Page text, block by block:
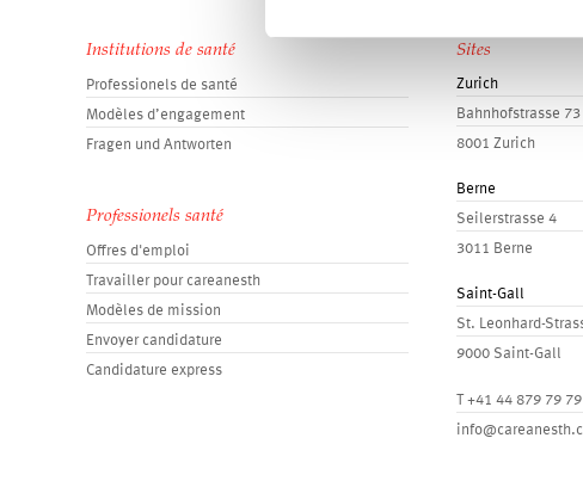
Institutions de santé
Professionels de santé
Modèles d’engagement
Fragen und Antworten
Professionels santé
Offres d'emploi
Travailler pour careanesth
Modèles de mission
Envoyer candidature
Candidature express
Sites
Zurich
Bahnhofstrasse 73
8001 Zurich
Berne
Seilerstrasse 4
3011 Berne
Saint-Gall
St. Leonhard-
9000 Saint-Gall
+41 44 879 79 79